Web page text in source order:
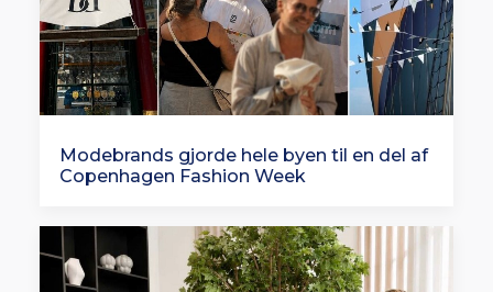
Modebrands gjorde hele byen til en del af
Copenhagen Fashion Week